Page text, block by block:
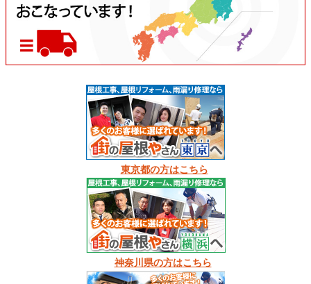
東京都の方はこちら
神奈川県の方はこちら